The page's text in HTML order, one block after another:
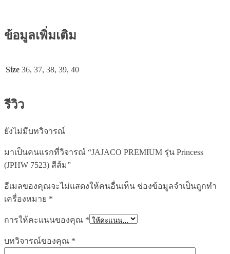
ข้อมูลเพิ่มเติม
Size 36, 37, 38, 39, 40
รีวิว
ยังไม่มีบทวิจารณ์
มาเป็นคนแรกที่วิจารณ์ “JAJACO PREMIUM รุ่น Princess
(JPHW 7523) สีส้ม”
อีเมลของคุณจะไม่แสดงให้คนอื่นเห็น ช่องข้อมูลจำเป็นถูกทำ
เครื่องหมาย *
การให้คะแนนของคุณ *
บทวิจารณ์ของคุณ *